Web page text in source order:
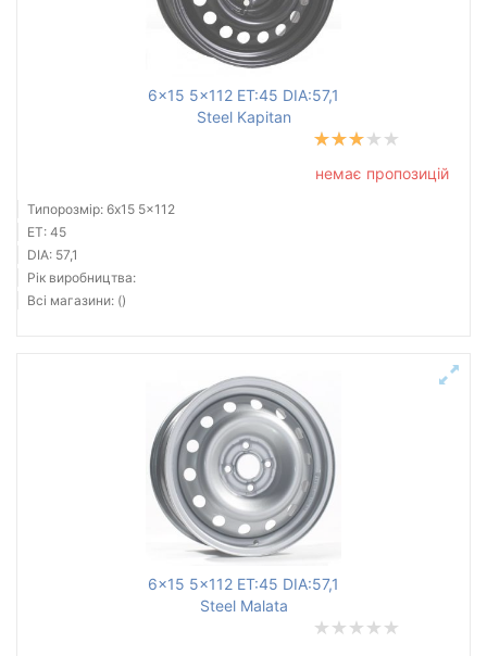
6x15 5x112 ET:45 DIA:57,1
Steel Kapitan
немає пропозицій
Типорозмір: 6x15 5x112
ET: 45
DIA: 57,1
Рік виробництва:
Всі магазини: ()
6x15 5x112 ET:45 DIA:57,1
Steel Malata